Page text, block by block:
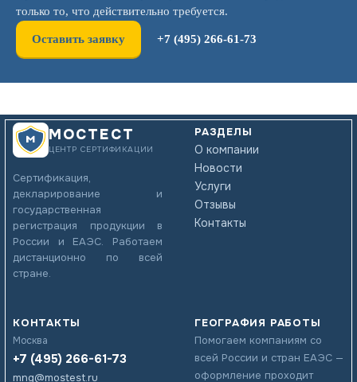
только то, что действительно требуется.
Оставить заявку +7 (495) 266-61-73
МОСТЕСТ
ЦЕНТР СЕРТИФИКАЦИИ
Сертификация,
декларирование и
государственная
регистрация продукции в
России и ЕАЭС. Работаем
дистанционно по всей
стране.
РАЗДЕЛЫ
О компании
Новости
Услуги
Отзывы
Контакты
КОНТАКТЫ
Москва
+7 (495) 266-61-73
mng@mostest.ru
ГЕОГРАФИЯ РАБОТЫ
Помогаем компаниям со
всей России и стран ЕАЭС —
оформление проходит